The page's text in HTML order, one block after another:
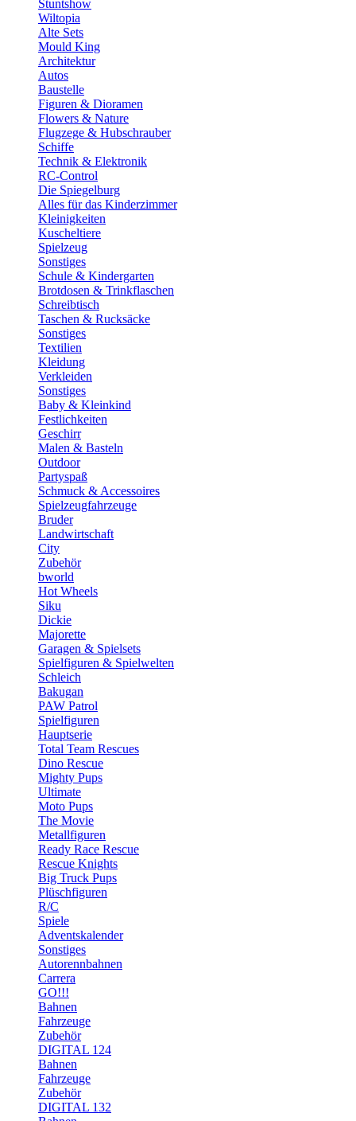
Stuntshow
Wiltopia
Alte Sets
Mould King
Architektur
Autos
Baustelle
Figuren & Dioramen
Flowers & Nature
Flugzege & Hubschrauber
Schiffe
Technik & Elektronik
RC-Control
Die Spiegelburg
Alles für das Kinderzimmer
Kleinigkeiten
Kuscheltiere
Spielzeug
Sonstiges
Schule & Kindergarten
Brotdosen & Trinkflaschen
Schreibtisch
Taschen & Rucksäcke
Sonstiges
Textilien
Kleidung
Verkleiden
Sonstiges
Baby & Kleinkind
Festlichkeiten
Geschirr
Malen & Basteln
Outdoor
Partyspaß
Schmuck & Accessoires
Spielzeugfahrzeuge
Bruder
Landwirtschaft
City
Zubehör
bworld
Hot Wheels
Siku
Dickie
Majorette
Garagen & Spielsets
Spielfiguren & Spielwelten
Schleich
Bakugan
PAW Patrol
Spielfiguren
Hauptserie
Total Team Rescues
Dino Rescue
Mighty Pups
Ultimate
Moto Pups
The Movie
Metallfiguren
Ready Race Rescue
Rescue Knights
Big Truck Pups
Plüschfiguren
R/C
Spiele
Adventskalender
Sonstiges
Autorennbahnen
Carrera
GO!!!
Bahnen
Fahrzeuge
Zubehör
DIGITAL 124
Bahnen
Fahrzeuge
Zubehör
DIGITAL 132